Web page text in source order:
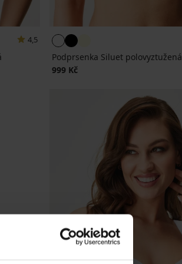
4,5
Podprsenka Siluet polovyztužená
999 Kč